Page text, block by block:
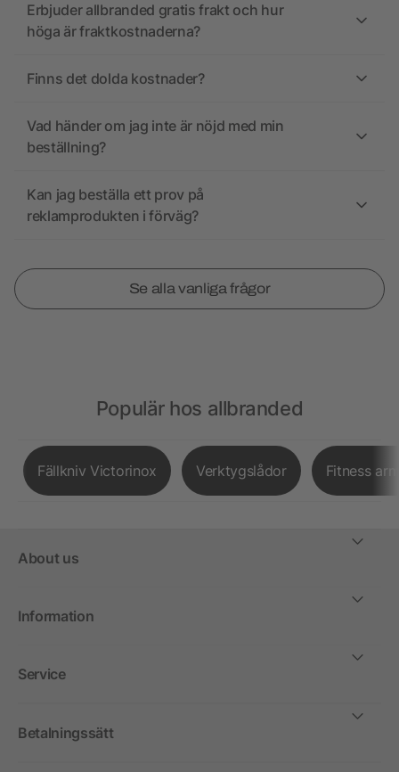
Erbjuder allbranded gratis frakt och hur
höga är fraktkostnaderna?
Finns det dolda kostnader?
Vad händer om jag inte är nöjd med min
beställning?
Kan jag beställa ett prov på
reklamprodukten i förväg?
Se alla vanliga frågor
Populär hos allbranded
Fällkniv Victorinox Verktygslådor Fitness
About us
Information
Service
Betalningssätt